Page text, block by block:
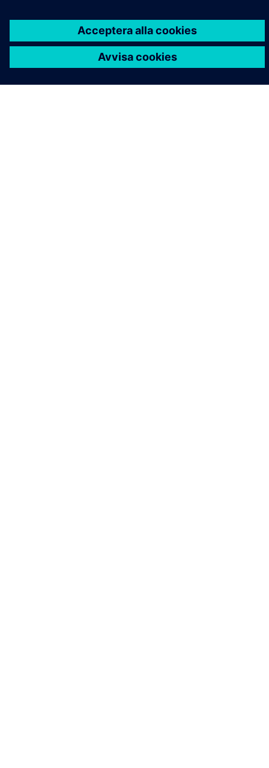
Håll dig i framkant digitalt, spara driftskostnader och
skatter och följ föreskrifterna genom
energiövervakning och energianalyser med SIMATIC.